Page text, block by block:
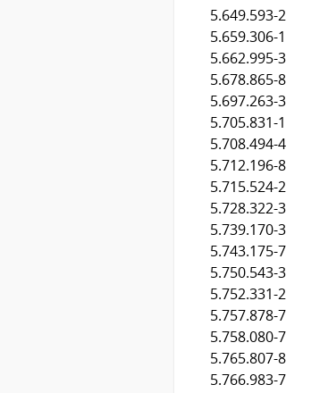
5.649.593-2
5.659.306-1
5.662.995-3
5.678.865-8
5.697.263-3
5.705.831-1
5.708.494-4
5.712.196-8
5.715.524-2
5.728.322-3
5.739.170-3
5.743.175-7
5.750.543-3
5.752.331-2
5.757.878-7
5.758.080-7
5.765.807-8
5.766.983-7